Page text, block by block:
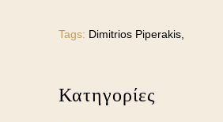
Tags: Dimitrios Piperakis,
Κατηγορίες